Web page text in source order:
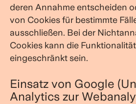
deren Annahme entscheiden
von Cookies für bestimmte
ausschließen. Bei der
Cookies kann die
eingeschränkt sein.
Einsatz von Google
Analytics zur